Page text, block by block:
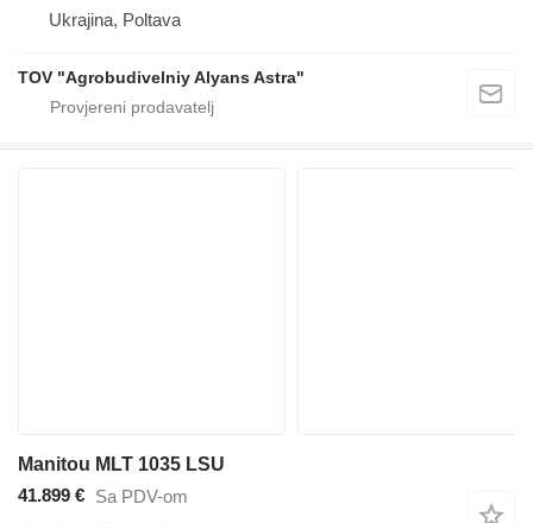
Ukrajina, Poltava
TOV "Agrobudivelniy Alyans Astra"
Manitou MLT 1035 LSU
41.899 € Sa PDV-om